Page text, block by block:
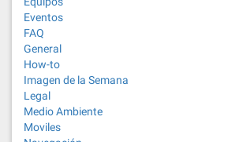
Eventos
FAQ
General
How-to
Imagen de la Semana
Legal
Medio Ambiente
Moviles